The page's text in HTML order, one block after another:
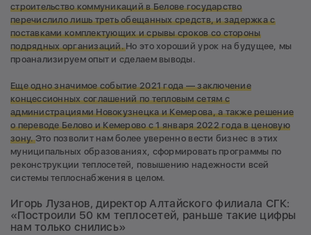
строительство коммуникаций в Белове государство
перечислило лишь треть обещанных средств, и задержка с
поставками комплектующих и срывы сроков со стороны
подрядных организаций.Но это хороший урок на будущее, мы
проанализируем опыт и сделаем выводы.
Еще одно значимое событие 2021 года — заключение
концессионных соглашений по тепловым сетям с
администрациями Новокузнецка и Кемерова, а также решение
о переводе Белово и Кемерово с 1 января 2022 года в ценовую
зону.Это позволит нам более уверенно вести бизнес в этих
муниципальных образованиях, сформировать программы по
реконструкции теплосетей, повышению надежности всей
системы теплоснабжения в целом.
Игорь Лузанов, директор Алтайского филиала СГК:
«Построили 50 км теплосетей, раньше такие цифры
нам только снились»